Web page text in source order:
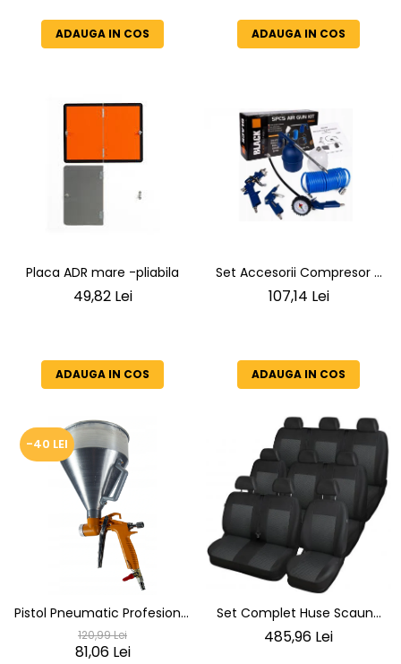
ADAUGA IN COS ADAUGA IN COS
Placa ADR mare -pliabila
49,82 Lei
ADAUGA IN COS
Set Accesorii Compresor 5
Piese BLACK, Pistol Vopsit,
107,14 Lei
ADAUGA IN COS
-40 LEI
Pistol Pneumatic Profesional
pentru Tencuială și Vopsea
BLACK-22100
120,99 Lei
81,06 Lei
Set Complet Huse Scaune
Opel Vivaro (8+1 Locuri) -
485,96 Lei